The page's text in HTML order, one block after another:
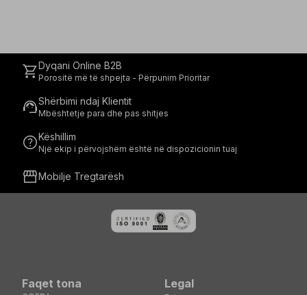
shopping_cartDyqani Online B2B
Porositë më të shpejta - Përpunim Prioritar
support_agentShërbimi ndaj Klientit
Mbështetje para dhe pas shitjes
helpKëshillim
Një ekip i përvojshëm është në dispozicionin tuaj
storefrontMobilje Tregtarësh
Faqet tona Legal